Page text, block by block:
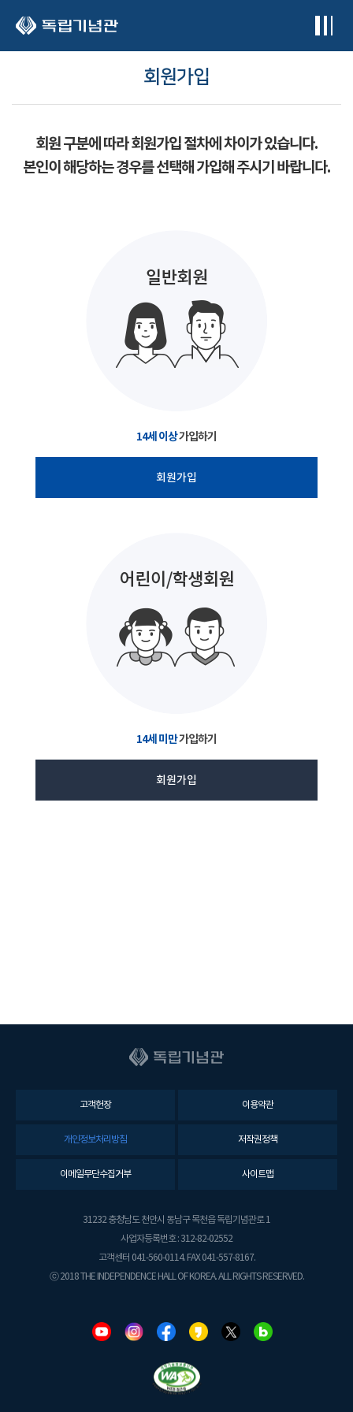
회원가입
회원 구분에 따라 회원가입 절차에 차이가 있습니다.
본인이 해당하는 경우를 선택해 가입해 주시기 바랍니다.
14세 이상가입하기
회원가입
14세 미만가입하기
회원가입
고객헌장 이용약관
개인정보처리방침 저작권정책
이메일무단수집거부 사이트맵
31232 충청남도 천안시 동남구 목천읍 독립기념관로 1
사업자등록번호 : 312-82-02552
고객센터 041-560-0114. FAX 041-557-8167.
ⓒ 2018 THE INDEPENDENCE HALL OF KOREA. ALL RIGHTS RESERVED.